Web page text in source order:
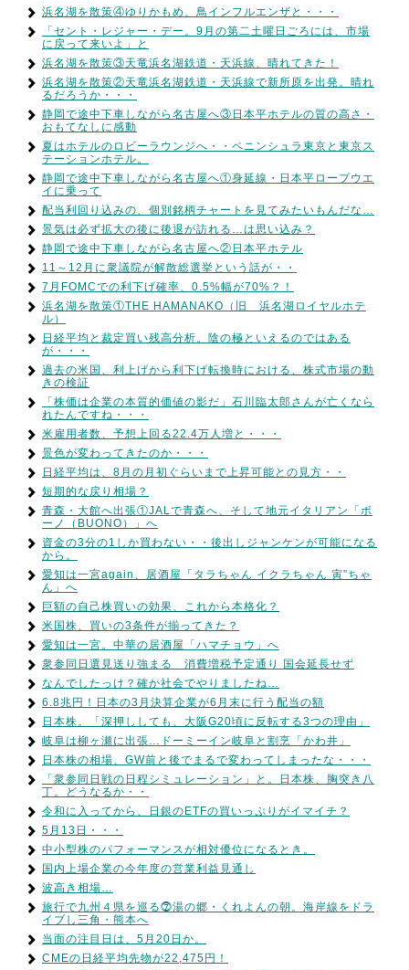
浜名湖を散策④ゆりかもめ、鳥インフルエンザと・・・
「セント・レジャー・デー。9月の第二土曜日ごろには、市場
に戻って来いよ」と
浜名湖を散策③天竜浜名湖鉄道・天浜線、晴れてきた！
浜名湖を散策②天竜浜名湖鉄道・天浜線で新所原を出発。晴れ
るだろうか・・・
静岡で途中下車しながら名古屋へ③日本平ホテルの質の高さ・
おもてなしに感動
夏はホテルのロビーラウンジへ・・ペニンシュラ東京と東京ス
テーションホテル。
静岡で途中下車しながら名古屋へ①身延線・日本平ロープウエ
イに乗って
配当利回り込みの、個別銘柄チャートを見てみたいもんだな…
景気は必ず拡大の後に後退が訪れる…は思い込み？
静岡で途中下車しながら名古屋へ②日本平ホテル
11～12月に衆議院が解散総選挙という話が・・
7月FOMCでの利下げ確率、0.5%幅が70%？！
浜名湖を散策①THE HAMANAKO（旧 浜名湖ロイヤルホテ
ル）
日経平均と裁定買い残高分析。陰の極といえるのではある
が・・・
過去の米国、利上げから利下げ転換時における、株式市場の動
きの検証
「株価は企業の本質的価値の影だ」石川臨太郎さんが亡くなら
れたんですね・・・
米雇用者数、予想上回る22.4万人増と・・・
景色が変わってきたのか・・・
日経平均は、8月の月初ぐらいまで上昇可能との見方・・
短期的な戻り相場？
青森・大館へ出張①JALで青森へ、そして地元イタリアン「ボ
ーノ（BUONO）」へ
資金の3分の1しか買わない・・後出しジャンケンが可能になる
から。
愛知は一宮again、居酒屋「タラちゃん イクラちゃん 寅”ちゃ
ん」へ
巨額の自己株買いの効果、これから本格化？
米国株、買いの3条件が揃ってきた？
愛知は一宮。中華の居酒屋「ハマチョウ」へ
衆参同日選見送り強まる 消費増税予定通り 国会延長せず
なんでしたっけ？確か社会でやりましたね…
6.8兆円！日本の3月決算企業が6月末に行う配当の額
日本株。「深押ししても、大阪G20頃に反転する3つの理由」
岐阜は柳ヶ瀬に出張…ドーミーイン岐阜と割烹「かわ井」
日本株の相場、GW前と後でまるで変わってしまったな・・・
「衆参同日戦の日程シミュレーション」と。日本株、胸突き八
丁。どうなるか・・
令和に入ってから、日銀のETFの買いっぷりがイマイチ？
5月13日・・・
中小型株のパフォーマンスが相対優位になるとき。
国内上場企業の今年度の営業利益見通し
波高き相場…
旅行で九州４県を巡る⓻湯の郷・くれよんの朝。海岸線をドラ
イブし三角・熊本へ
当面の注目日は、5月20日か。
CMEの日経平均先物が22,475円！